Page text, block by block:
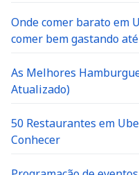
Onde comer barato em
comer bem gastando
As Melhores
Atualizado)
50 Restaurantes em
Conhecer
Programação de